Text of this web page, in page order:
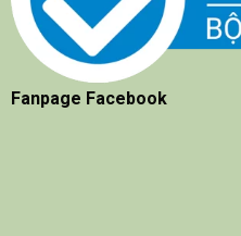
Fanpage Facebook